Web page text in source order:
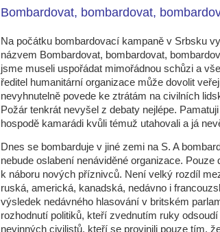
Bombardovat, bombardovat,
Na počátku bombardovací kampaně v Srbsku
názvem Bombardovat, bombardovat,
jsme museli uspořádat mimořádnou schůzi a
ředitel humanitární organizace může dovolit
nevyhnutelně povede ke ztrátám na civilních
Požár tenkrát nevyšel z debaty nejlépe.
hospodě kamarádi kvůli témuž utahovali a já
Dnes se bombarduje v jiné zemi na S. A
nebude oslabení nenáviděné organizace.
k náboru nových příznivců. Není velký rozdíl
ruská, americká, kanadská, nedávno i
výsledek nedávného hlasování v britském
rozhodnutí politiků, kteří zvednutím ruky
nevinných civilistů, kteří se provinili pouze tím,